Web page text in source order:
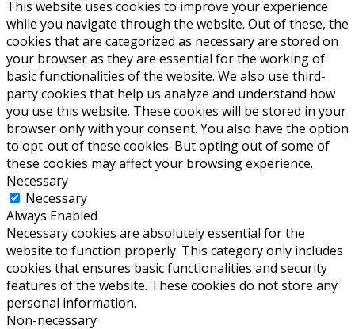
This website uses cookies to improve your experience
while you navigate through the website. Out of these, the
cookies that are categorized as necessary are stored on
your browser as they are essential for the working of
basic functionalities of the website. We also use third-
party cookies that help us analyze and understand how
you use this website. These cookies will be stored in your
browser only with your consent. You also have the option
to opt-out of these cookies. But opting out of some of
these cookies may affect your browsing experience.
Necessary
Necessary
Always Enabled
Necessary cookies are absolutely essential for the
website to function properly. This category only includes
cookies that ensures basic functionalities and security
features of the website. These cookies do not store any
personal information.
Non-necessary